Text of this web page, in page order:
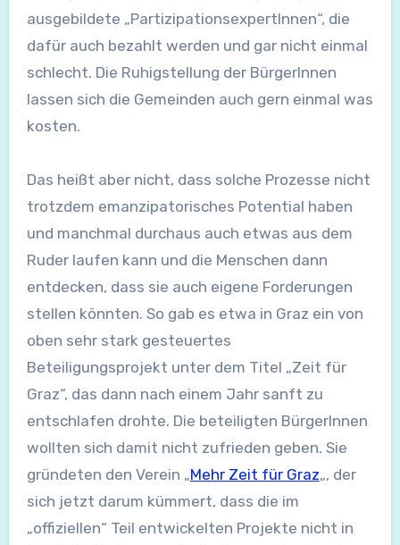
ausgebildete „PartizipationsexpertInnen“, die
dafür auch bezahlt werden und gar nicht einmal
schlecht. Die Ruhigstellung der BürgerInnen
lassen sich die Gemeinden auch gern einmal was
kosten.
Das heißt aber nicht, dass solche Prozesse nicht
trotzdem emanzipatorisches Potential haben
und manchmal durchaus auch etwas aus dem
Ruder laufen kann und die Menschen dann
entdecken, dass sie auch eigene Forderungen
stellen könnten. So gab es etwa in Graz ein von
oben sehr stark gesteuertes
Beteiligungsprojekt unter dem Titel „Zeit für
Graz“, das dann nach einem Jahr sanft zu
entschlafen drohte. Die beteiligten BürgerInnen
wollten sich damit nicht zufrieden geben. Sie
gründeten den Verein „Mehr Zeit für Graz„, der
sich jetzt darum kümmert, dass die im
„offiziellen“ Teil entwickelten Projekte nicht in